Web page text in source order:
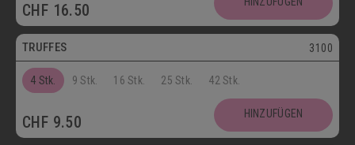
CHF 16.50
Vegetarisch
TRUFFES 3100
4 Stk. 9 Stk. 16 Stk. 25 Stk. 42 Stk.
CHF 9.50 HINZUFÜGEN
Postversand